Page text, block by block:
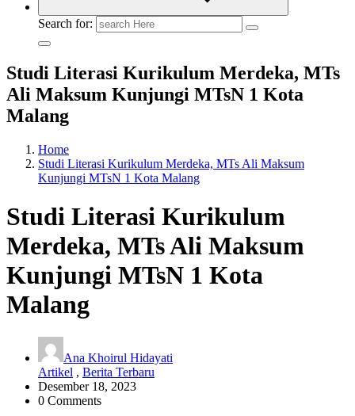
Search for:
Studi Literasi Kurikulum Merdeka, MTs
Ali Maksum Kunjungi MTsN 1 Kota
Malang
Home
Studi Literasi Kurikulum Merdeka, MTs Ali Maksum
Kunjungi MTsN 1 Kota Malang
Studi Literasi Kurikulum
Merdeka, MTs Ali Maksum
Kunjungi MTsN 1 Kota
Malang
Ana Khoirul Hidayati
Artikel , Berita Terbaru
Desember 18, 2023
0 Comments